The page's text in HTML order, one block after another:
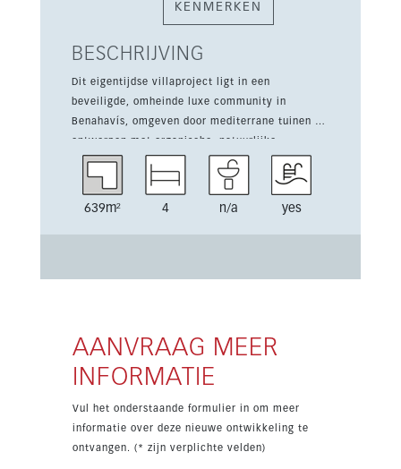
KENMERKEN
BESCHRIJVING
Dit eigentijdse villaproject ligt in een
beveiligde, omheinde luxe community in
Benahavís, omgeven door mediterrane tuinen en
ontworpen met organische, natuurlijke
elementen die mooi opgaan in de omgeving. De
eerste fase omvat slechts 14 villa’s met 3 of 4
clubhouse en spa, met oplevering gepland in
639m² 4 n/a yes
AANVRAAG MEER
INFORMATIE
Vul het onderstaande formulier in om meer
informatie over deze nieuwe ontwikkeling te
ontvangen. (* zijn verplichte velden)